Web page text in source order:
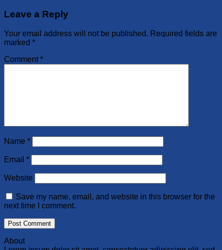
Leave a Reply
Your email address will not be published. Required fields are
marked *
Comment*
Name *
Email *
Website
Save my name, email, and website in this browser for the
next time I comment.
About